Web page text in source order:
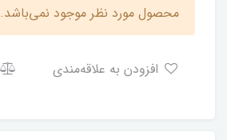
محصول مورد نظر موجود نمی‌باشد.